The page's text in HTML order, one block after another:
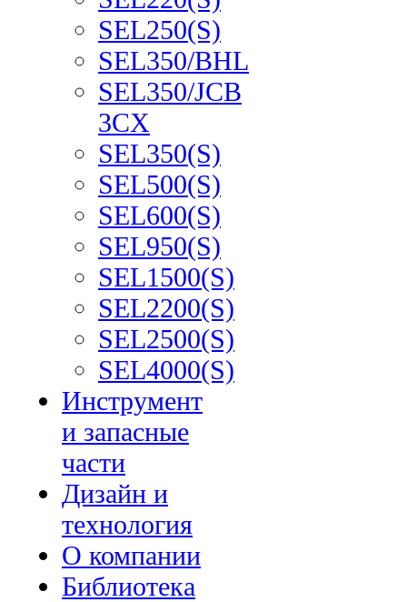
SEL250(S)
SEL350/BHL
SEL350/JCB
3CX
SEL350(S)
SEL500(S)
SEL600(S)
SEL950(S)
SEL1500(S)
SEL2200(S)
SEL2500(S)
SEL4000(S)
Инструмент
и запасные
части
Дизайн и
технология
О компании
Библиотека